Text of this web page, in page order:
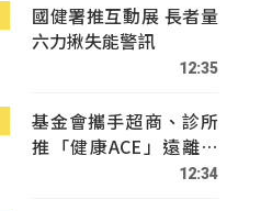
國健署推互動展 長者量
六力揪失能警訊
12:35
基金會攜手超商、診所
推「健康ACE」遠離疾
12:34